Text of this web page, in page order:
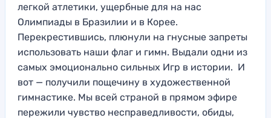
легкой атлетики, ущербные для на нас
Олимпиады в Бразилии и в Корее.
Перекрестившись, плюнули на гнусные запреты
использовать наши флаг и гимн. Выдали одни из
самых эмоционально сильных Игр в истории. И
вот — получили пощечину в художественной
гимнастике. Мы всей страной в прямом эфире
пережили чувство несправедливости, обиды,